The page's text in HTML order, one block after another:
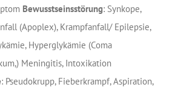
Bewusstseinsstörung: Synkope,
(Apoplex), Krampfanfall/ Epilepsie,
Hyperglykämie (Coma
Meningitis, Intoxikation
: Pseudokrupp, Fieberkrampf, Aspiration,